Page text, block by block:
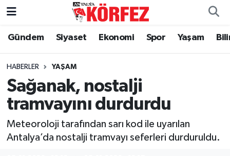
Gündem Siyaset Ekonomi Spor Yaşam
HABERLER YAŞAM
Sağanak, nostalji
tramvayını durdurdu
Meteoroloji tarafından sarı kod ile uyarılan
Antalya’da nostalji tramvayı seferleri durduruldu.
Gündem
Siyaset
Yerel Yönetim
Spor
Nöbetçi Eczaneler
Hava Durumu
Trafik Durumu
Tüm Manşetler